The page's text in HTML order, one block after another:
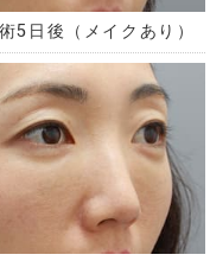
5日後（メイクあり）